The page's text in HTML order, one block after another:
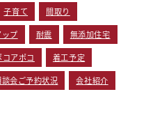
子育て 間取り
プ 耐震 無添加住宅
コアポコ 着工予定
談会ご予約状況 会社紹介